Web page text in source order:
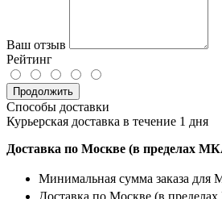
Ваш отзыв
Рейтинг
Продолжить
Способы доставки
Курьерская доставка в течение 1 дня
Доставка по Москве (в пределах
Минимальная сумма заказа для